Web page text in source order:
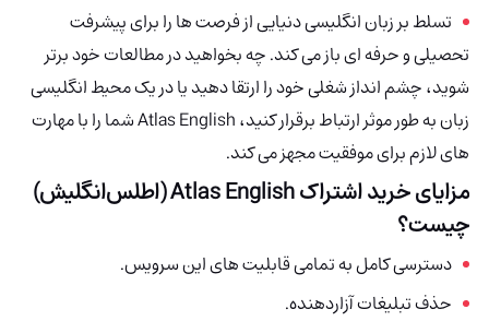
تسلط بر زبان انگلیسی دنیایی از فرصت ها را برای پیشرفت
تحصیلی و حرفه ای باز می کند. چه بخواهید در مطالعات خود برتر
شوید، چشم انداز شغلی خود را ارتقا دهید یا در یک محیط انگلیسی
زبان به طور موثر ارتباط برقرار کنید، Atlas English شما را با مهارت
های لازم برای موفقیت مجهز می کند.
مزایای خرید اشتراکAtlas English (اطلس‌انگلیش)
چیست؟
دسترسی کامل به تمامی قابلیت های این سرویس.
حذف تبلیغات آزاردهنده.